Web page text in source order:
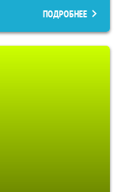
ПОДРОБНЕЕ